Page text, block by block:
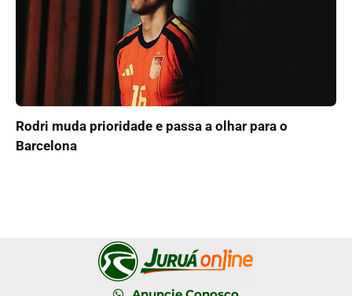
Rodri muda prioridade e passa a olhar para o
Barcelona